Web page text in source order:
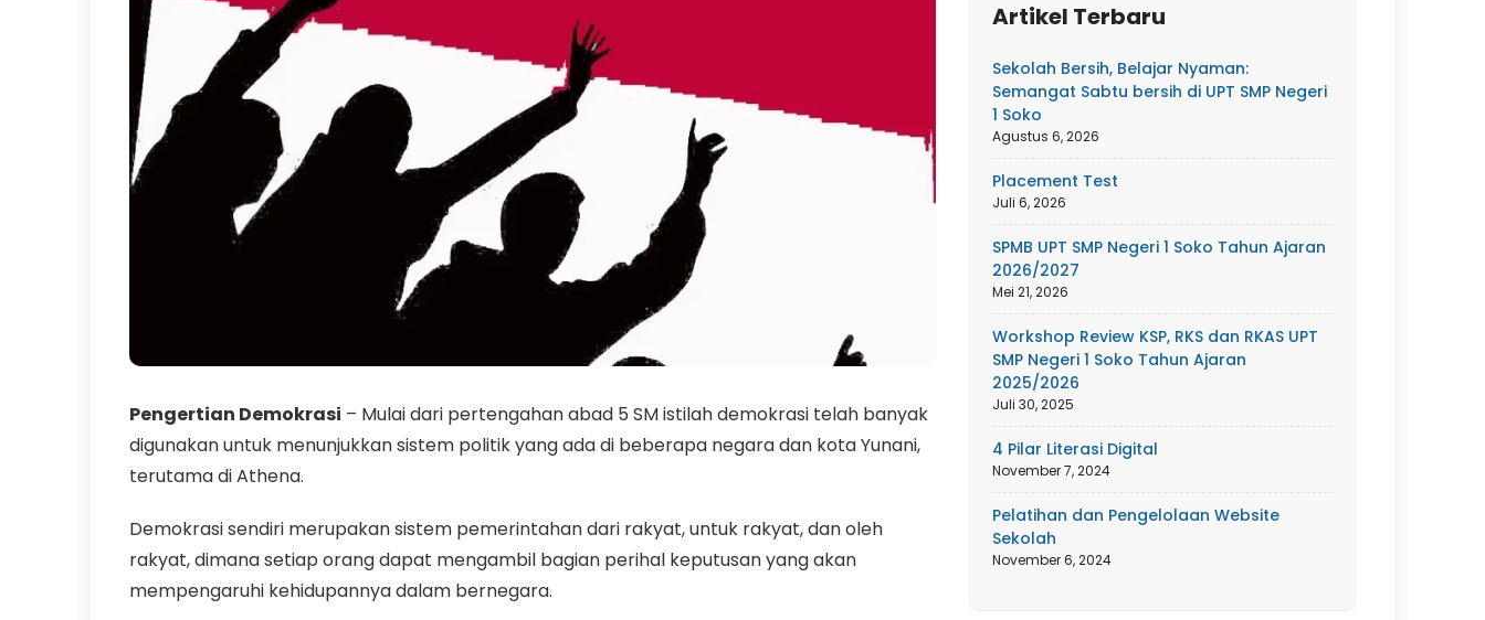
Pengertian Demokrasi – Mulai dari pertengahan abad 5 SM istilah demokrasi telah banyak
digunakan untuk menunjukkan sistem politik yang ada di beberapa negara dan kota Yunani,
terutama di Athena.
Demokrasi sendiri merupakan sistem pemerintahan dari rakyat, untuk rakyat, dan oleh
rakyat, dimana setiap orang dapat mengambil bagian perihal keputusan yang akan
mempengaruhi kehidupannya dalam bernegara.
Artikel Terbaru
Sekolah Bersih, Belajar Nyaman:
Semangat Sabtu bersih di UPT SMP Negeri
1 Soko
Agustus 6, 2026
Placement Test
Juli 6, 2026
SPMB UPT SMP Negeri 1 Soko Tahun Ajaran
2026/2027
Mei 21, 2026
Workshop Review KSP, RKS dan RKAS UPT
SMP Negeri 1 Soko Tahun Ajaran
2025/2026
Juli 30, 2025
4 Pilar Literasi Digital
November 7, 2024
Pelatihan dan Pengelolaan Website
Sekolah
November 6, 2024